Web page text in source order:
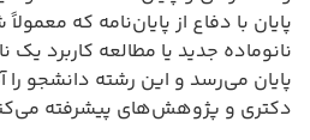
پایان با دفاع از پایان‌نامه که
نانوماده جدید یا مطالعه کاربرد
پایان می‌رسد و این رشته دانشجو را
دکتری و پژوهش‌های پیشرفته